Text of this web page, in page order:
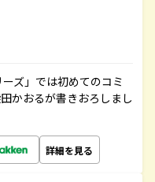
ズ」では初めてのコミ
かおるが書きおろしまし
詳細を見る